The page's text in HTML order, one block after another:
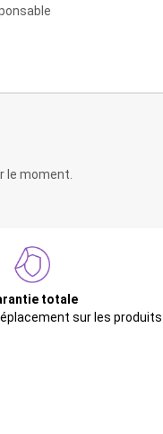
le moment.
totale
sur les